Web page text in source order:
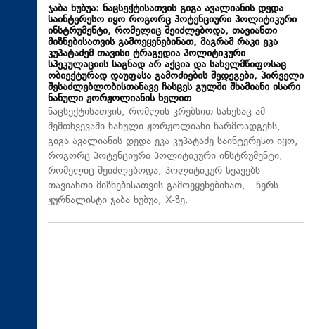
ჯაბა ხუბუა: ნაცსექტისათვის გიგა ავალიანის დედა
საინტერესო იყო როგორც პოტენციური პოლიტიკური
ინსტრუმენტი, რომელიც შეიძლებოდა, თავიანთი
მიზნებისათვის გამოეყენებინათ, მაგრამ რაკი ეკა
კუპატაძემ თავისი ტრაგედია პოლიტიკური
სპეკულაციის საგნად არ აქცია და სახელმწიფოსაც
ობიექტურად დაუფასა გამოძიების შედეგები, პირველი
შესაძლებლობისთანავე ჩასცეს გულში შხამიანი ისარი
ნანული ჟორჟოლიანის ხელით
ნაცსექტისათვის, რომლის კრებსით სახესაც ამ
შემთხვევაში ნანული ჟორჟოლიანი წარმოადგენს,
გიგა ავალიანის დედა ეკა კუპატაძე საინტერესო იყო,
როგორც პოტენციური პოლიტიკური ინსტრუმენტი,
რომელიც შეიძლებოდა, პოლიტიკურ სვავებს
თავიანთი მიზნებისათვის გამოეყენებინათ, - წერს
ჟურნალისტი ჯაბა ხუბუა, X-ზე.